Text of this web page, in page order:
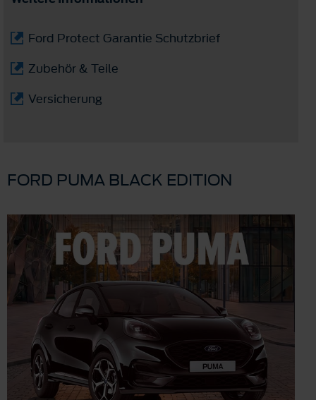
Ford Protect Garantie Schutzbrief
Zubehör & Teile
Versicherung
FORD PUMA BLACK EDITION